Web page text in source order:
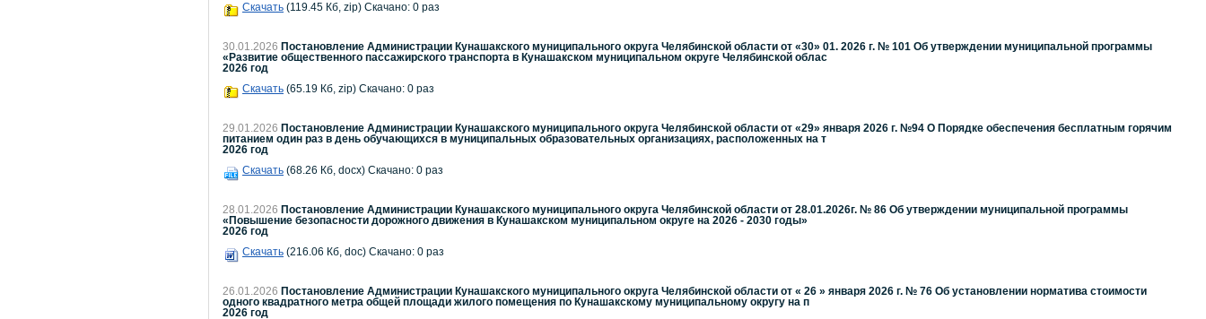
Скачать (119.45 Кб, zip) Скачано: 0 раз
30.01.2026 Постановление Администрации Кунашакского муниципального округа Челябинской области от «30» 01. 2026 г. № 101 Об утверждении муниципальной программы
«Развитие общественного пассажирского транспорта в Кунашакском муниципальном округе Челябинской облас
2026 год
Скачать (65.19 Кб, zip) Скачано: 0 раз
29.01.2026 Постановление Администрации Кунашакского муниципального округа Челябинской области от «29» января 2026 г. №94 О Порядке обеспечения бесплатным горячим
питанием один раз в день обучающихся в муниципальных образовательных организациях, расположенных на т
2026 год
Скачать (68.26 Кб, docx) Скачано: 0 раз
28.01.2026 Постановление Администрации Кунашакского муниципального округа Челябинской области от 28.01.2026г. № 86 Об утверждении муниципальной программы
«Повышение безопасности дорожного движения в Кунашакском муниципальном округе на 2026 - 2030 годы»
2026 год
Скачать (216.06 Кб, doc) Скачано: 0 раз
26.01.2026 Постановление Администрации Кунашакского муниципального округа Челябинской области от « 26 » января 2026 г. № 76 Об установлении норматива стоимости
одного квадратного метра общей площади жилого помещения по Кунашакскому муниципальному округу на п
2026 год